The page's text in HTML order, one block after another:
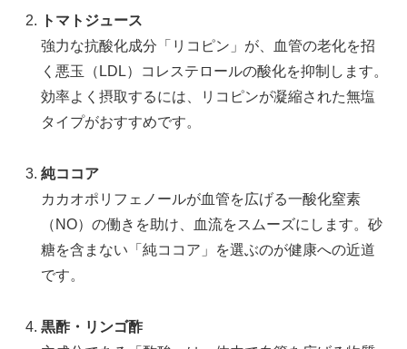
トマトジュース
強力な抗酸化成分「リコピン」が、血管の老化を招
く悪玉（LDL）コレステロールの酸化を抑制します。
効率よく摂取するには、リコピンが凝縮された無塩
タイプがおすすめです。
純ココア
カカオポリフェノールが血管を広げる一酸化窒素
（NO）の働きを助け、血流をスムーズにします。砂
糖を含まない「純ココア」を選ぶのが健康への近道
です。
黒酢・リンゴ酢